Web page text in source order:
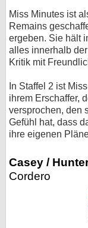
Miss Minutes ist
Remains
ergeben. Sie hält
alles innerhalb
Kritik mit
In Staffel 2 ist
ihrem Erschaffer,
versprochen, den
Gefühl hat, dass
ihre eigenen
Casey /
Cordero